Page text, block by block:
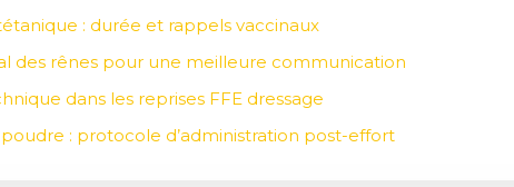
: durée et rappels vaccinaux
des rênes pour une meilleure communication
dans les reprises FFE dressage
: protocole d’administration post-effort